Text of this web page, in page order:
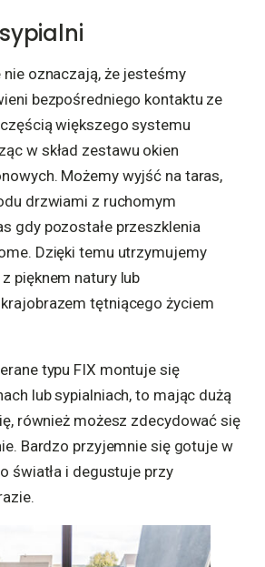
nie oznaczają, że jesteśmy
bezpośredniego kontaktu ze
większego systemu
w skład zestawu okien
Możemy wyjść na taras,
drzwiami z ruchomym
gdy pozostałe przeszklenia
Dzięki temu utrzymujemy
pięknem natury lub
tętniącego życiem
typu FIX montuje się
lub sypialniach, to mając dużą
również możesz zdecydować się
Bardzo przyjemnie się gotuje w
światła i degustuje przy